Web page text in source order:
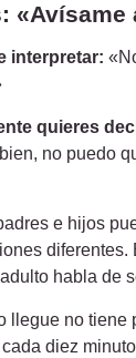
«Avísame
interpretar:
quieres
no puedo
e hijos
diferentes.
habla de
llegue no tiene
diez